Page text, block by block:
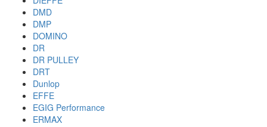
DMD
DMP
DOMINO
DR
DR PULLEY
DRT
Dunlop
EFFE
EGIG Performance
ERMAX